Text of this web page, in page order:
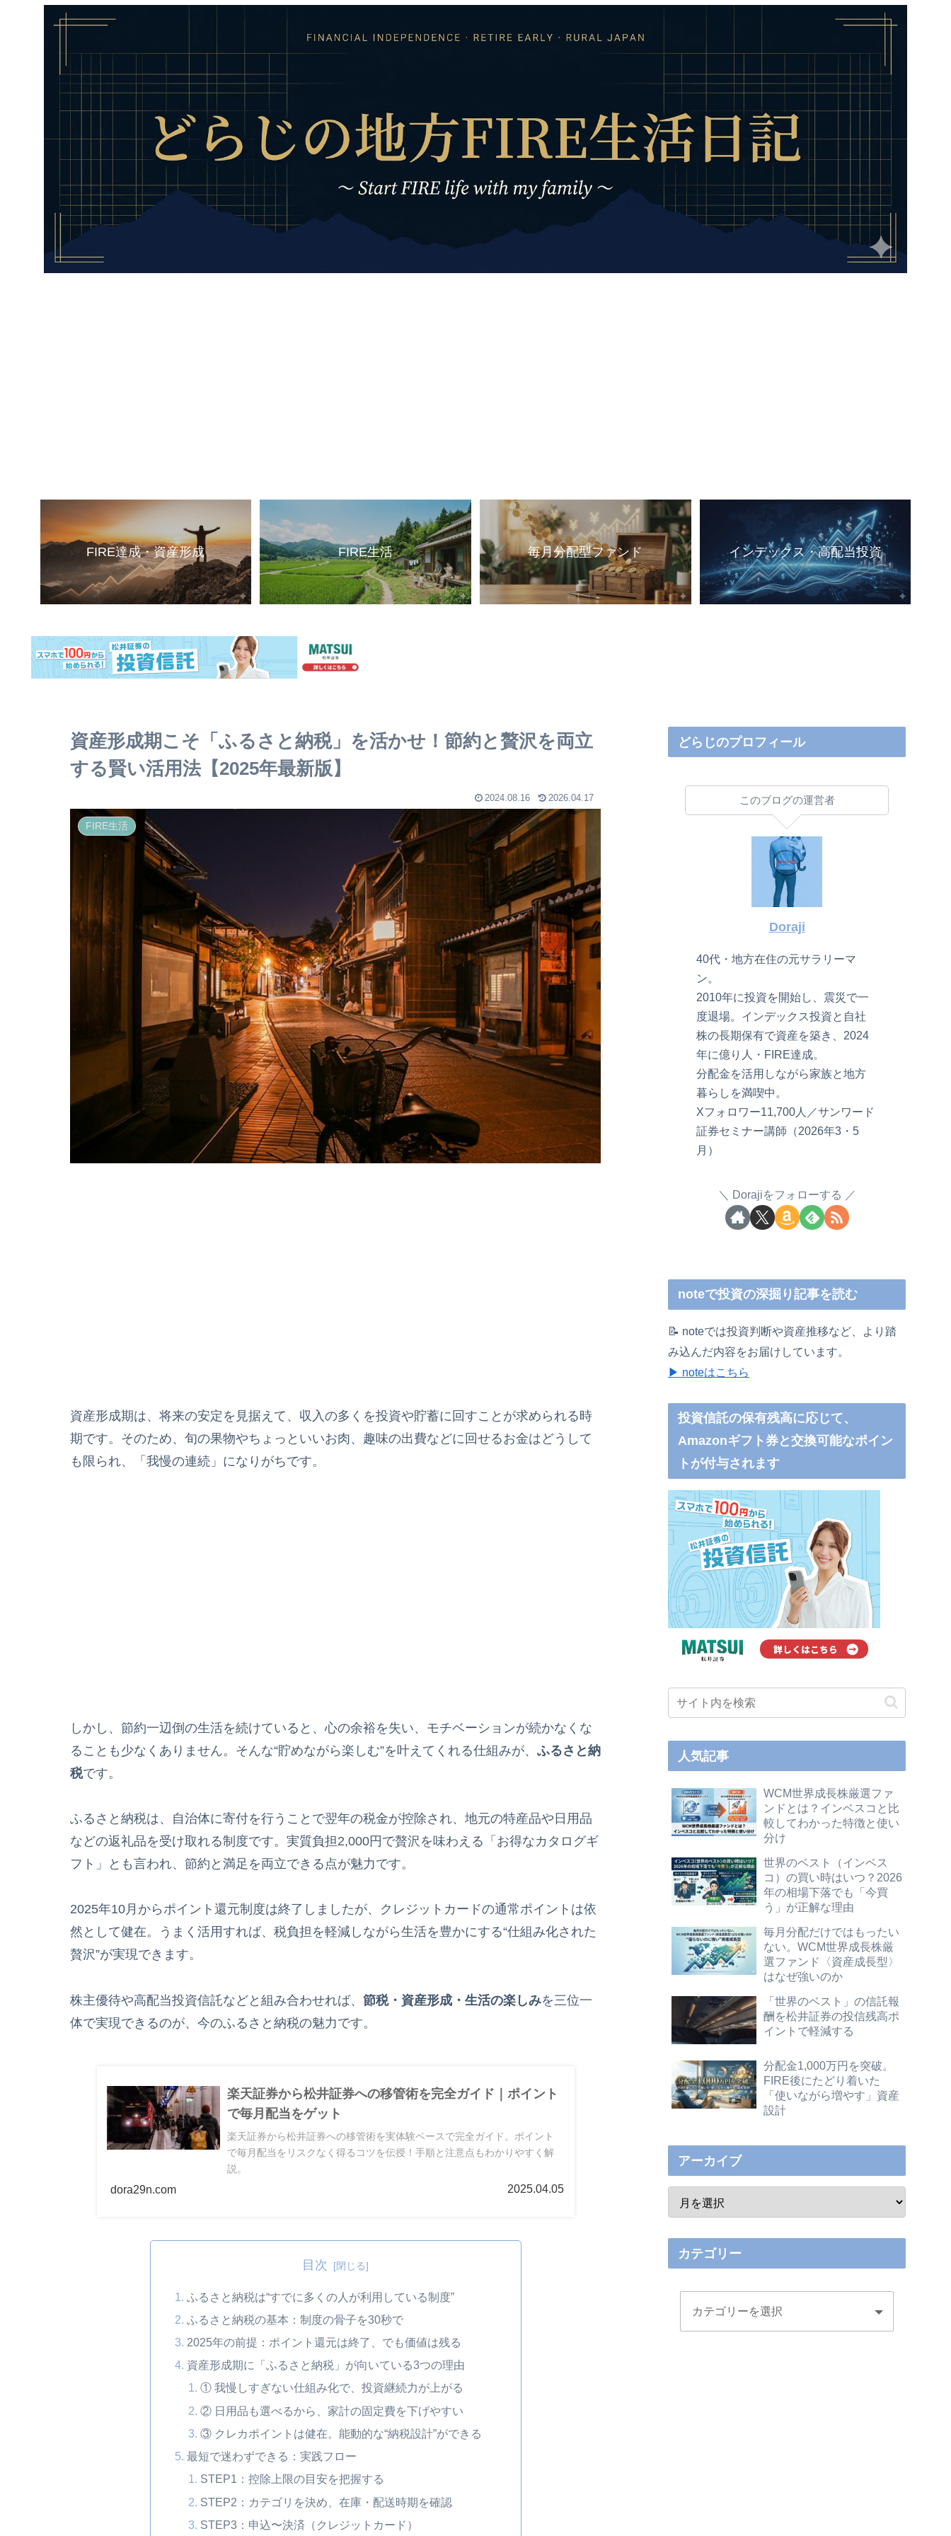
FIRE達成・資産形成 FIRE生活 毎月分配型ファンド インデックス・高配当投資
資産形成期こそ「ふるさと納税」を活かせ！節約と贅沢を両立
する賢い活用法【2025年最新版】
2024.08.16 2026.04.17
FIRE生活
資産形成期は、将来の安定を見据えて、収入の多くを投資や貯蓄に回すことが求められる時
期です。そのため、旬の果物やちょっといいお肉、趣味の出費などに回せるお金はどうして
も限られ、「我慢の連続」になりがちです。
しかし、節約一辺倒の生活を続けていると、心の余裕を失い、モチベーションが続かなくな
ることも少なくありません。そんな“貯めながら楽しむ”を叶えてくれる仕組みが、 ふるさと納
税です。
ふるさと納税は、自治体に寄付を行うことで翌年の税金が控除され、地元の特産品や日用品
などの返礼品を受け取れる制度です。実質負担2,000円で贅沢を味わえる「お得なカタログギ
フト」とも言われ、節約と満足を両立できる点が魅力です。
2025年10月からポイント還元制度は終了しましたが、クレジットカードの通常ポイントは依
然として健在。うまく活用すれば、税負担を軽減しながら生活を豊かにする“仕組み化された
贅沢”が実現できます。
株主優待や高配当投資信託などと組み合わせれば、 節税・資産形成・生活の楽しみを三位一
体で実現できるのが、今のふるさと納税の魅力です。
楽天証券から松井証券への移管術を完全ガイド｜ポイント
で毎月配当をゲット
楽天証券から松井証券への移管術を実体験ベースで完全ガイド。ポイント
で毎月配当をリスクなく得るコツを伝授！手順と注意点もわかりやすく解
説。
dora29n.com 2025.04.05
目次
ふるさと納税は“すでに多くの人が利用している制度”
ふるさと納税の基本：制度の骨子を30秒で
2025年の前提：ポイント還元は終了、でも価値は残る
資産形成期に「ふるさと納税」が向いている3つの理由
① 我慢しすぎない仕組み化で、投資継続力が上がる
② 日用品も選べるから、家計の固定費を下げやすい
③ クレカポイントは健在。能動的な“納税設計”ができる
最短で迷わずできる：実践フロー
STEP1：控除上限の目安を把握する
STEP2：カテゴリを決め、在庫・配送時期を確認
STEP3：申込〜決済（クレジットカード）
どらじのプロフィール
このブログの運営者
Doraji
40代・地方在住の元サラリーマ
ン。
2010年に投資を開始し、震災で一
度退場。インデックス投資と自社
株の長期保有で資産を築き、2024
年に億り人・FIRE達成。
分配金を活用しながら家族と地方
暮らしを満喫中。
Xフォロワー11,700人／サンワード
証券セミナー講師（2026年3・5
月）
Dorajiをフォローする
noteで投資の深掘り記事を読む
📝 noteでは投資判断や資産推移など、より踏
み込んだ内容をお届けしています。
▶ noteはこちら
投資信託の保有残高に応じて、
Amazonギフト券と交換可能なポイン
トが付与されます
人気記事
WCM世界成長株厳選ファ
ンドとは？インベスコと比
較してわかった特徴と使い
分け
世界のベスト（インベス
コ）の買い時はいつ？2026
年の相場下落でも「今買
う」が正解な理由
毎月分配だけではもったい
ない。WCM世界成長株厳
選ファンド〈資産成長型〉
はなぜ強いのか
「世界のベスト」の信託報
酬を松井証券の投信残高ポ
イントで軽減する
分配金1,000万円を突破。
FIRE後にたどり着いた
「使いながら増やす」資産
設計
アーカイブ
カテゴリー